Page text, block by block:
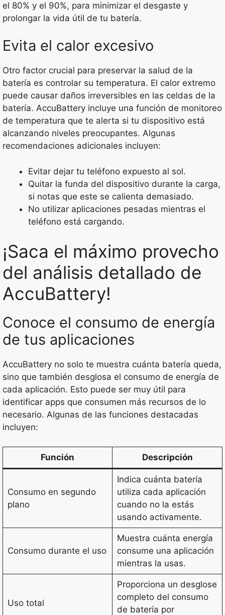
el 80% y el 90%, para minimizar el desgaste y
prolongar la vida útil de tu batería.
Evita el calor excesivo
Otro factor crucial para preservar la salud de la
batería es controlar su temperatura. El calor extremo
puede causar daños irreversibles en las celdas de la
batería. AccuBattery incluye una función de monitoreo
de temperatura que te alerta si tu dispositivo está
alcanzando niveles preocupantes. Algunas
recomendaciones adicionales incluyen:
Evitar dejar tu teléfono expuesto al sol.
Quitar la funda del dispositivo durante la carga,
si notas que este se calienta demasiado.
No utilizar aplicaciones pesadas mientras el
teléfono está cargando.
¡Saca el máximo provecho
del análisis detallado de
AccuBattery!
Conoce el consumo de energía
de tus aplicaciones
AccuBattery no solo te muestra cuánta batería queda,
sino que también desglosa el consumo de energía de
cada aplicación. Esto puede ser muy útil para
identificar apps que consumen más recursos de lo
necesario. Algunas de las funciones destacadas
incluyen:
Función Descripción
Consumo en segundo
plano
Indica cuánta batería
utiliza cada aplicación
cuando no la estás
usando activamente.
Consumo durante el uso
Muestra cuánta energía
consume una aplicación
mientras la usas.
Uso total
Proporciona un desglose
completo del consumo
de batería por